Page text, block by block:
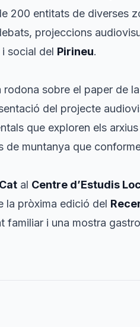
200 entitats de diverses
projeccions
social del Pirineu.
sobre el paper de
del projecte
que exploren els
muntanya que
al Centre d’Estudis
la pròxima edició del
familiar i una mostra